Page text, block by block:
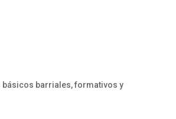
barriales, formativos y